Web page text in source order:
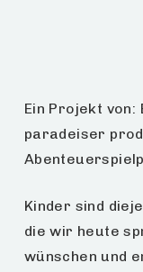
Ein Projekt
paradeiser
Kinder sind
die wir heute
wünschen und